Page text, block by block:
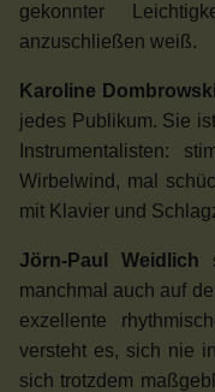
gekonnter
anzuschließen weiß.
Karoline Dombrowski
jedes Publikum. Sie
Instrumentalisten:
Wirbelwind, mal
mit Klavier und
Jörn-Paul Weidlich
manchmal auch auf
exzellente
versteht es, sich nie
sich trotzdem